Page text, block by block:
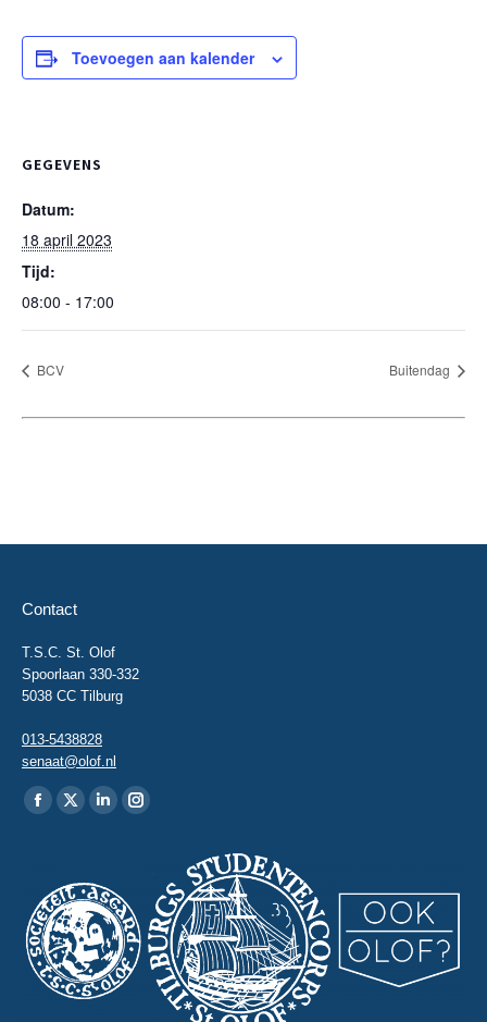
Toevoegen aan kalender
GEGEVENS
Datum:
18 april 2023
Tijd:
08:00 - 17:00
BCV Buitendag
Contact
T.S.C. St. Olof
Spoorlaan 330-332
5038 CC Tilburg
013-5438828
senaat@olof.nl
Vind ons op:
Facebook
in
new
window
X
in
new
window
Linkedin
in
new
window
Instagram
new
window